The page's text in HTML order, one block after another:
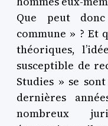
Que peut
commune » ? Et
théoriques,
susceptible de
Studies » se
dernières
nombreux